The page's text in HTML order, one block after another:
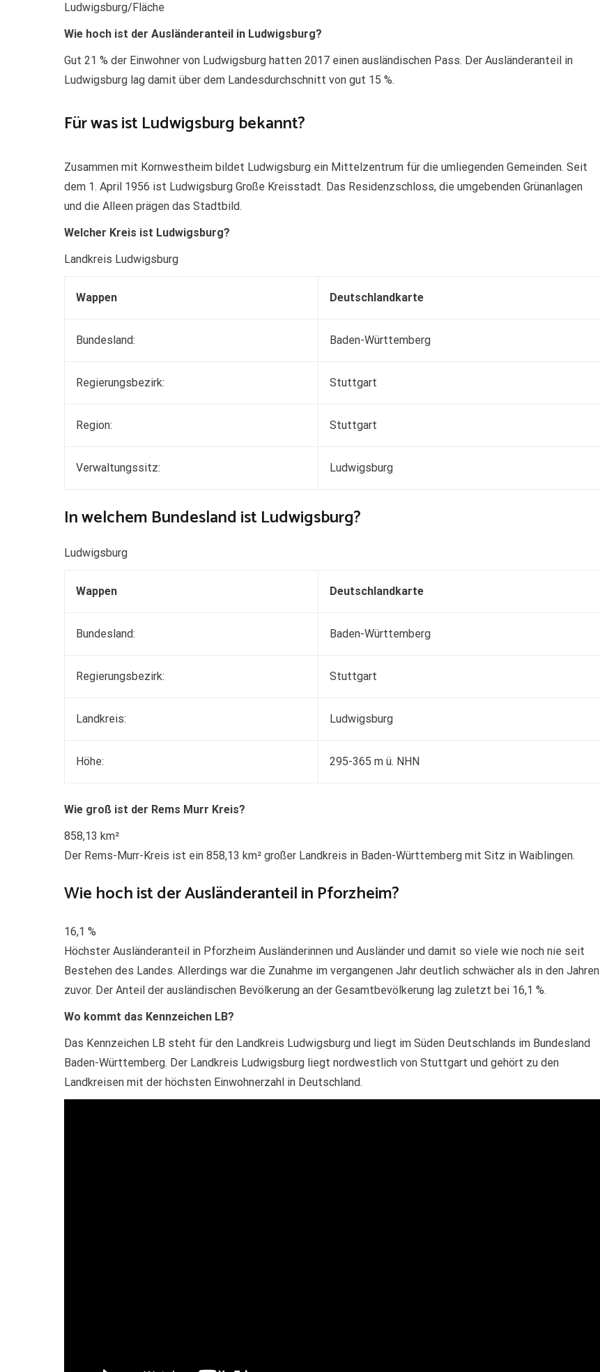
Ludwigsburg/Fläche
Wie hoch ist der Ausländeranteil in Ludwigsburg?
Gut 21 % der Einwohner von Ludwigsburg hatten 2017 einen ausländischen Pass. Der Ausländeranteil in
Ludwigsburg lag damit über dem Landesdurchschnitt von gut 15 %.
Für was ist Ludwigsburg bekannt?
Zusammen mit Kornwestheim bildet Ludwigsburg ein Mittelzentrum für die umliegenden Gemeinden. Seit
dem 1. April 1956 ist Ludwigsburg Große Kreisstadt. Das Residenzschloss, die umgebenden Grünanlagen
und die Alleen prägen das Stadtbild.
Welcher Kreis ist Ludwigsburg?
Landkreis Ludwigsburg
Wappen Deutschlandkarte
Bundesland: Baden-Württemberg
Regierungsbezirk: Stuttgart
Region: Stuttgart
Verwaltungssitz: Ludwigsburg
In welchem Bundesland ist Ludwigsburg?
Ludwigsburg
Wappen Deutschlandkarte
Bundesland: Baden-Württemberg
Regierungsbezirk: Stuttgart
Landkreis: Ludwigsburg
Höhe: 295-365 m ü. NHN
Wie groß ist der Rems Murr Kreis?
858,13 km²
Der Rems-Murr-Kreis ist ein 858,13 km² großer Landkreis in Baden-Württemberg mit Sitz in Waiblingen.
Wie hoch ist der Ausländeranteil in Pforzheim?
16,1 %
Höchster Ausländeranteil in Pforzheim Ausländerinnen und Ausländer und damit so viele wie noch nie seit
Bestehen des Landes. Allerdings war die Zunahme im vergangenen Jahr deutlich schwächer als in den Jahren
zuvor. Der Anteil der ausländischen Bevölkerung an der Gesamtbevölkerung lag zuletzt bei 16,1 %.
Wo kommt das Kennzeichen LB?
Das Kennzeichen LB steht für den Landkreis Ludwigsburg und liegt im Süden Deutschlands im Bundesland
Baden-Württemberg. Der Landkreis Ludwigsburg liegt nordwestlich von Stuttgart und gehört zu den
Landkreisen mit der höchsten Einwohnerzahl in Deutschland.